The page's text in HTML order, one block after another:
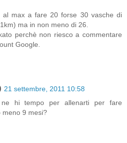
al max a fare 20 forse 30 vasche di
ma in non meno di 26.
perchè non riesco a commentare
Google.
21 settembre, 2011 10:58
hi tempo per allenarti per fare
meno 9 mesi?